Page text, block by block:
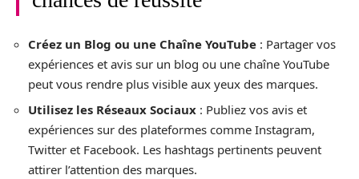
Créez un Blog ou une Chaîne YouTube : Partager vos
expériences et avis sur un blog ou une chaîne YouTube
peut vous rendre plus visible aux yeux des marques.
Utilisez les Réseaux Sociaux : Publiez vos avis et
expériences sur des plateformes comme Instagram,
Twitter et Facebook. Les hashtags pertinents peuvent
attirer l’attention des marques.